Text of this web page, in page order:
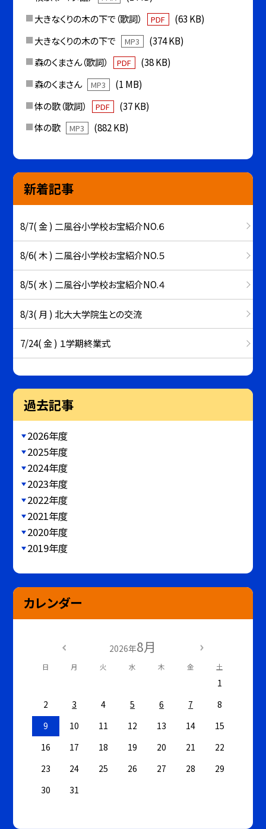
大きなくりの木の下で（歌詞）
PDF
(63 KB)
大きなくりの木の下で
MP3
(374 KB)
森のくまさん（歌詞）
PDF
(38 KB)
森のくまさん
MP3
(1 MB)
体の歌（歌詞）
PDF
(37 KB)
体の歌
MP3 (882 KB)
新着記事
8/7( 金 ) 二風谷小学校お宝紹介NO.６
8/6( 木 ) 二風谷小学校お宝紹介NO.５
8/5( 水 ) 二風谷小学校お宝紹介NO.４
8/3( 月 ) 北大大学院生との交流
7/24( 金 ) １学期終業式
過去記事
2026年度
2025年度
2024年度
2023年度
2022年度
2021年度
2020年度
2019年度
カレンダー
2026年8月
日 月 火 水 木 金 土
1
2
3 4 5 6 7
8
9
10 11 12 13 14
15
16
17 18 19 20 21
22
23
24 25 26 27 28
29
30
31